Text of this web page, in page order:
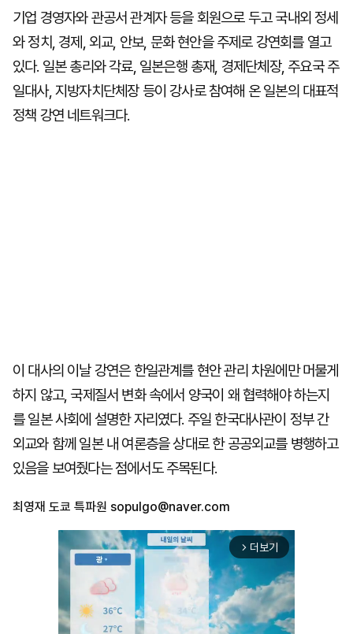
기업 경영자와 관공서 관계자 등을 회원으로 두고 국내외 정세
와 정치, 경제, 외교, 안보, 문화 현안을 주제로 강연회를 열고
있다. 일본 총리와 각료, 일본은행 총재, 경제단체장, 주요국 주
일대사, 지방자치단체장 등이 강사로 참여해 온 일본의 대표적
정책 강연 네트워크다.
이 대사의 이날 강연은 한일관계를 현안 관리 차원에만 머물게
하지 않고, 국제질서 변화 속에서 양국이 왜 협력해야 하는지
를 일본 사회에 설명한 자리였다. 주일 한국대사관이 정부 간
외교와 함께 일본 내 여론층을 상대로 한 공공외교를 병행하고
있음을 보여줬다는 점에서도 주목된다.
최영재 도쿄 특파원 sopulgo@naver.com
arrow_forward_ios 더보기